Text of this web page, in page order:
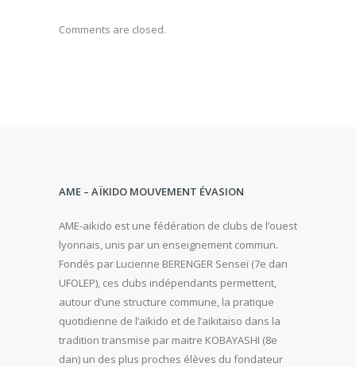
Comments are closed.
AME – AÏKIDO MOUVEMENT ÉVASION
AME-aikido est une fédération de clubs de l’ouest
lyonnais, unis par un enseignement commun.
Fondés par Lucienne BERENGER Senseï (7e dan
UFOLEP), ces clubs indépendants permettent,
autour d’une structure commune, la pratique
quotidienne de l’aïkido et de l’aikitaiso dans la
tradition transmise par maitre KOBAYASHI (8e
dan) un des plus proches élèves du fondateur